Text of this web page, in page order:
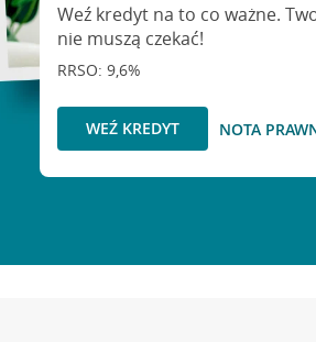
Weź kredyt na to co ważne.
nie muszą czekać!
RRSO: 9,6%
WEŹ KREDYT NOTA